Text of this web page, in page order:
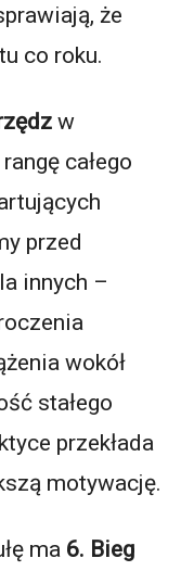
że
co roku.
w
całego
przed
innych –
wokół
stałego
przekłada
motywację.
ma 6. Bieg